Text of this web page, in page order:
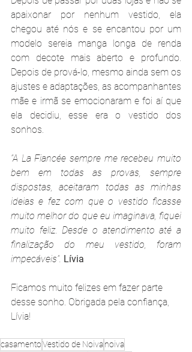
apaixonar por nenhum vestido, ela
chegou até nós e se encantou por um
modelo sereia manga longa de renda
com decote mais aberto e profundo.
Depois de prová-lo, mesmo ainda sem os
ajustes e adaptações, as acompanhantes
mãe e irmã se emocionaram e foi aí que
ela decidiu, esse era o vestido dos
sonhos.
“A La Fiancée sempre me recebeu muito
bem em todas as provas, sempre
dispostas, aceitaram todas as minhas
ideias e fez com que o vestido ficasse
muito melhor do que eu imaginava, fiquei
muito feliz. Desde o atendimento até a
finalização do meu vestido, foram
impecáveis”. Lívia
Ficamos muito felizes em fazer parte
desse sonho. Obrigada pela confiança,
Lívia!
casamentoVestido de Noivanoiva